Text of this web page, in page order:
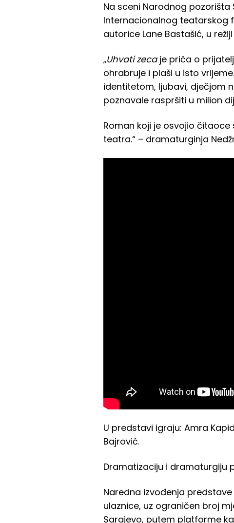
Na sceni Narodnog pozorišta
Internacionalnog teatarskog
autorice Lane Bastašić, u režiji
„Uhvati zecaje priča o
ohrabruje i plaši u isto
identitetom, ljubavi, dječjom
poznavale raspršiti u milion
Roman koji je osvojio čitaoce
teatra.“ – dramaturginja
U predstavi igraju: Amra
Bajrović.
Dramatizaciju i dramaturgiju
Naredna izvođenja predstave
ulaznice, uz ograničen broj
Sarajevo, putem platforme